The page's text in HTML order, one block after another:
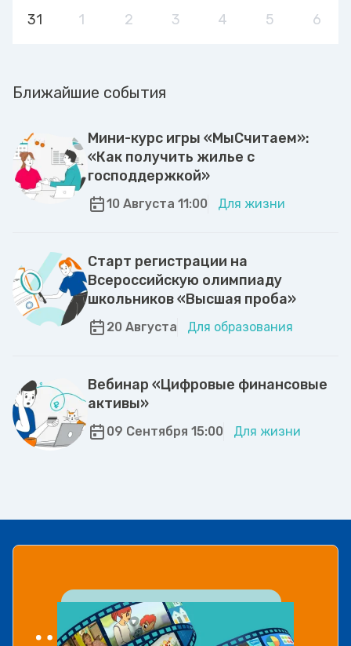
31 1 2 3 4 5 6
Ближайшие события
Мини-курс игры «МыСчитаем»:
«Как получить жилье с
господдержкой»
10 Августа 11:00 Для жизни
Старт регистрации на
Всероссийскую олимпиаду
школьников «Высшая проба»
20 Августа Для образования
Вебинар «Цифровые финансовые
активы»
09 Сентября 15:00 Для жизни